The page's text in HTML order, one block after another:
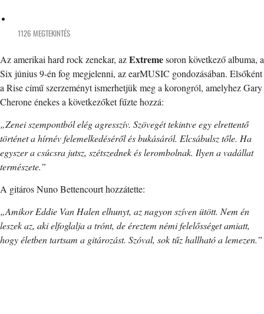
1126 MEGTEKINTÉS
Az amerikai hard rock zenekar, azExtremesoron következő albuma, a
Six június 9-én fog megjelenni, az earMUSIC gondozásában. Elsőként
a Rise című szerzeményt ismerhetjük meg a korongról, amelyhez Gary
Cherone énekes a következőket fűzte hozzá:
„Zenei szempontból elég agresszív. Szövegét tekintve egy elrettentő
történet a hírnév felemelkedéséről és bukásáról. Elcsábulsz tőle. Ha
egyszer a csúcsra jutsz, szétszednek és lerombolnak. Ilyen a vadállat
természete.”
A gitáros Nuno Bettencourt hozzátette:
„Amikor Eddie Van Halen elhunyt, az nagyon szíven ütött. Nem én
leszek az, aki elfoglalja a trónt, de éreztem némi felelősséget amiatt,
hogy életben tartsam a gitározást. Szóval, sok tűz hallható a lemezen.”